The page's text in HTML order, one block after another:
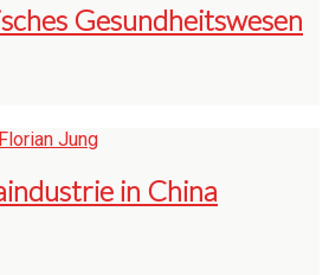
Gesundheitswesen
Jung
in China